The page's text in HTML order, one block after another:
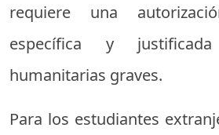
requiere una
específica y
humanitarias graves.
Para los estudiantes